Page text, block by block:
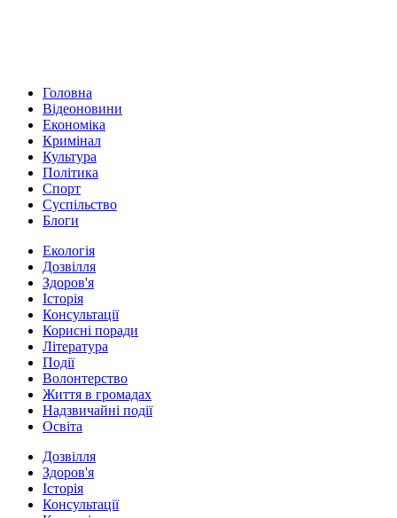
Головна
Відеоновини
Економіка
Кримінал
Культура
Політика
Спорт
Суспільство
Блоги
Екологія
Дозвілля
Здоров'я
Історія
Консультації
Корисні поради
Література
Події
Волонтерство
Життя в громадах
Надзвичайні події
Освіта
Дозвілля
Здоров'я
Історія
Консультації